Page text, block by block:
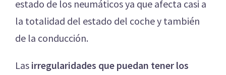
estado de los neumáticos ya que afecta casi a
la totalidad del estado del coche y también
de la conducción.
Las irregularidades que puedan tener los